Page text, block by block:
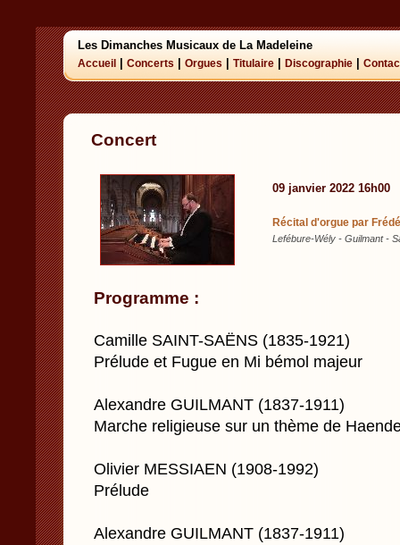
Les Dimanches Musicaux de La Madeleine
Accueil Concerts Orgues Titulaire Discographie
Concert
09 janvier 2022 16h00
Récital d'orgue par
Lefébure-Wély - Guilmant -
Programme :
Camille SAINT-SAËNS (1835-1921)
Prélude et Fugue en Mi bémol majeur
Alexandre GUILMANT (1837-1911)
Marche religieuse sur un thème de
Olivier MESSIAEN (1908-1992)
Prélude
Alexandre GUILMANT (1837-1911)